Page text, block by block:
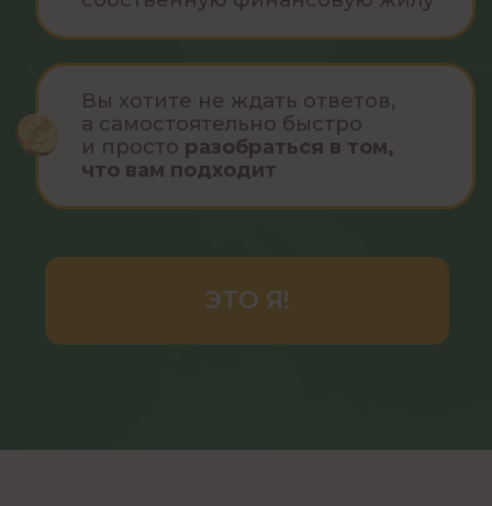
Подписаться на рассылку
Политика конфиденциальности
Согласие на обработку персональных данных
Тогда подписывайтесь на рассылку